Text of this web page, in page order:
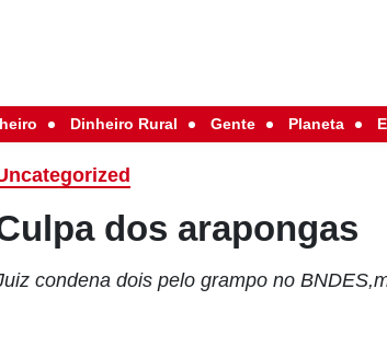
Dinheiro Rural Gente Planeta
dos arapongas
condena dois pelo grampo no